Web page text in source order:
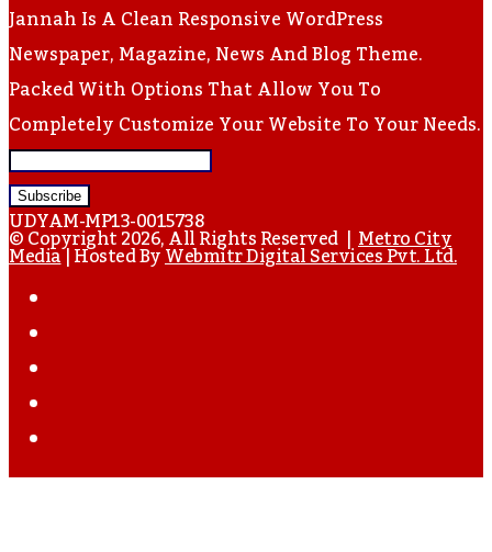
Jannah Is A Clean Responsive WordPress
Newspaper, Magazine, News And Blog Theme.
Packed With Options That Allow You To
Completely Customize Your Website To Your Needs.
Enter
Your
Email
Address
UDYAM-MP13-0015738
© Copyright 2026, All Rights Reserved |Metro City
Media| Hosted ByWebmitr Digital Services Pvt. Ltd.